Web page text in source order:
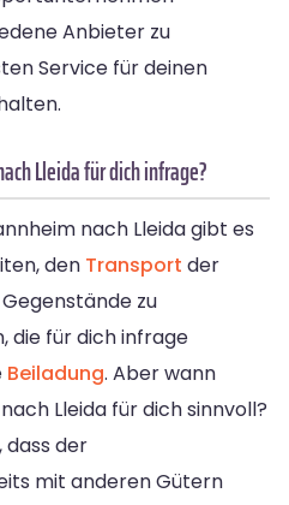
Anbieter zu
Service für deinen
Lleida für dich infrage?
nach Lleida gibt es
den Transport der
zu
die für dich infrage
Beiladung. Aber wann
Lleida für dich sinnvoll?
dass der
mit anderen Gütern